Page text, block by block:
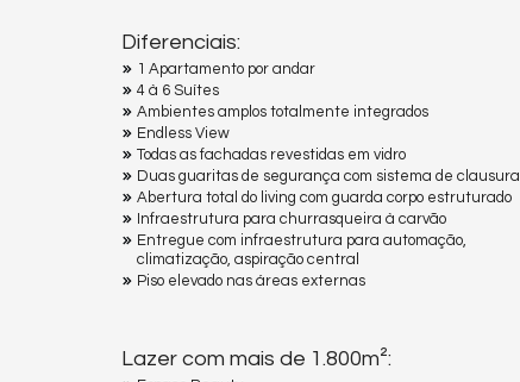
Diferenciais:
1 Apartamento por andar
4 à 6 Suítes
Ambientes amplos totalmente integrados
Endless View
Todas as fachadas revestidas em vidro
Duas guaritas de segurança com sistema de clausura
Abertura total do living com guarda corpo estruturado
Infraestrutura para churrasqueira à carvão
Entregue com infraestrutura para automação,
climatização, aspiração central
Piso elevado nas áreas externas
Lazer com mais de 1.800m²: